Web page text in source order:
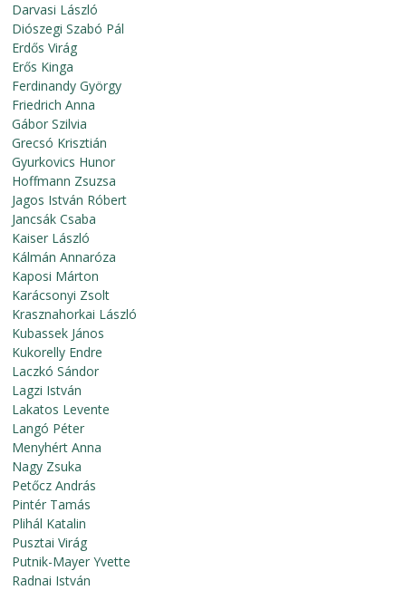
Darvasi László
Diószegi Szabó Pál
Erdős Virág
Erős Kinga
Ferdinandy György
Friedrich Anna
Gábor Szilvia
Grecsó Krisztián
Gyurkovics Hunor
Hoffmann Zsuzsa
Jagos István Róbert
Jancsák Csaba
Kaiser László
Kálmán Annaróza
Kaposi Márton
Karácsonyi Zsolt
Krasznahorkai László
Kubassek János
Kukorelly Endre
Laczkó Sándor
Lagzi István
Lakatos Levente
Langó Péter
Menyhért Anna
Nagy Zsuka
Petőcz András
Pintér Tamás
Plihál Katalin
Pusztai Virág
Putnik-Mayer Yvette
Radnai István